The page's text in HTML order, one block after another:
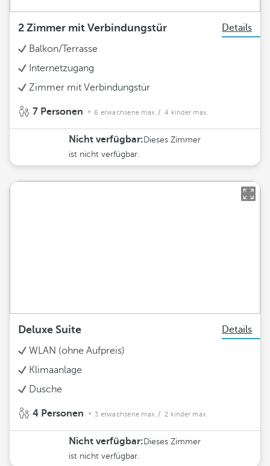
2 Zimmer mit Verbindungstür
Details
Balkon/Terrasse
Internetzugang
Zimmer mit Verbindungstür
7 Personen 6 erwachsene max. / 4 kinder max.
Nicht verfügbar: Dieses Zimmer
ist nicht verfügbar.
Deluxe Suite
Details
WLAN (ohne Aufpreis)
Klimaanlage
Dusche
4 Personen 3 erwachsene max. / 2 kinder max.
Nicht verfügbar: Dieses Zimmer
ist nicht verfügbar.